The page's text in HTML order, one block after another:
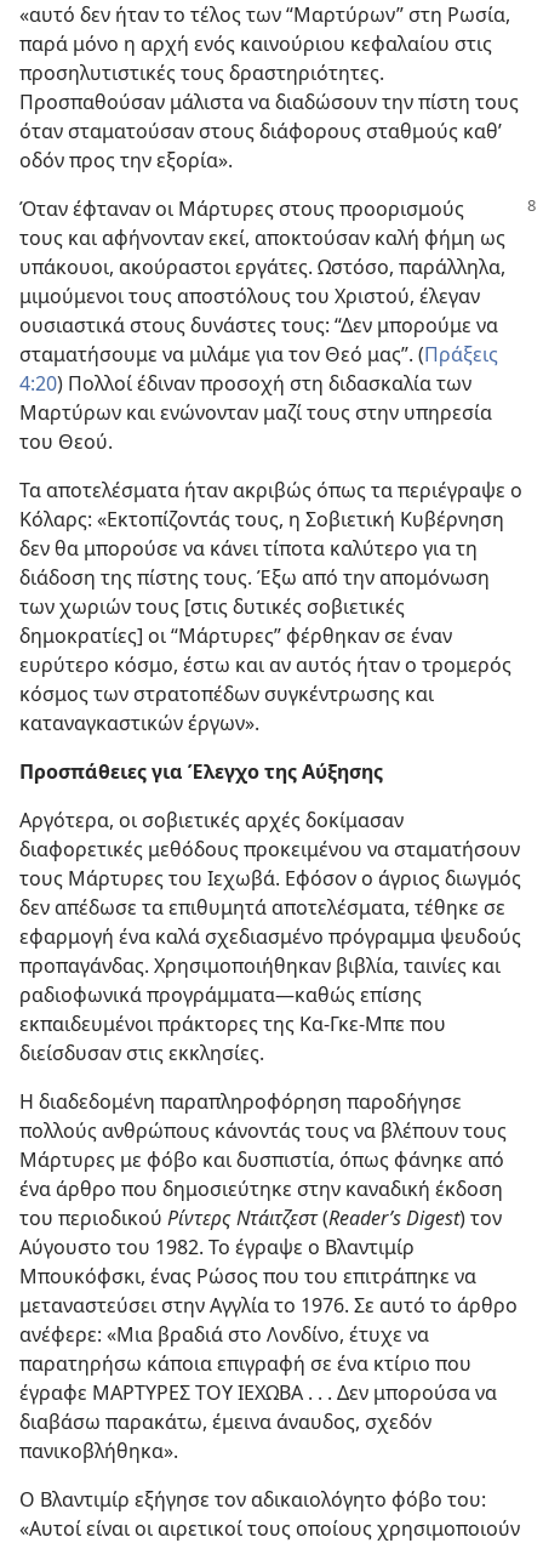
«αυτό δεν ήταν το τέλος των “Μαρτύρων” στη Ρωσία,
παρά μόνο η αρχή ενός καινούριου κεφαλαίου στις
προσηλυτιστικές τους δραστηριότητες.
Προσπαθούσαν μάλιστα να διαδώσουν την πίστη τους
όταν σταματούσαν στους διάφορους σταθμούς καθ’
οδόν προς την εξορία».
Όταν έφταναν οι Μάρτυρες στους προορισμούς
τους και αφήνονταν εκεί, αποκτούσαν καλή φήμη ως
υπάκουοι, ακούραστοι εργάτες. Ωστόσο, παράλληλα,
μιμούμενοι τους αποστόλους του Χριστού, έλεγαν
ουσιαστικά στους δυνάστες τους: “Δεν μπορούμε να
σταματήσουμε να μιλάμε για τον Θεό μας”. (Πράξεις
4:20) Πολλοί έδιναν προσοχή στη διδασκαλία των
Μαρτύρων και ενώνονταν μαζί τους στην υπηρεσία
του Θεού.
Τα αποτελέσματα ήταν ακριβώς όπως τα περιέγραψε ο
Κόλαρς: «Εκτοπίζοντάς τους, η Σοβιετική Κυβέρνηση
δεν θα μπορούσε να κάνει τίποτα καλύτερο για τη
διάδοση της πίστης τους. Έξω από την απομόνωση
των χωριών τους [στις δυτικές σοβιετικές
δημοκρατίες] οι “Μάρτυρες” φέρθηκαν σε έναν
ευρύτερο κόσμο, έστω και αν αυτός ήταν ο τρομερός
κόσμος των στρατοπέδων συγκέντρωσης και
καταναγκαστικών έργων».
Προσπάθειες για Έλεγχο της Αύξησης
Αργότερα, οι σοβιετικές αρχές δοκίμασαν
διαφορετικές μεθόδους προκειμένου να σταματήσουν
τους Μάρτυρες του Ιεχωβά. Εφόσον ο άγριος διωγμός
δεν απέδωσε τα επιθυμητά αποτελέσματα, τέθηκε σε
εφαρμογή ένα καλά σχεδιασμένο πρόγραμμα ψευδούς
προπαγάνδας. Χρησιμοποιήθηκαν βιβλία, ταινίες και
ραδιοφωνικά προγράμματα​—καθώς επίσης
εκπαιδευμένοι πράκτορες της Κα-Γκε-Μπε που
διείσδυσαν στις εκκλησίες.
Η διαδεδομένη παραπληροφόρηση παροδήγησε
πολλούς ανθρώπους κάνοντάς τους να βλέπουν τους
Μάρτυρες με φόβο και δυσπιστία, όπως φάνηκε από
ένα άρθρο που δημοσιεύτηκε στην καναδική έκδοση
του περιοδικού Ρίντερς Ντάιτζεστ(Reader’s Digest) τον
Αύγουστο του 1982. Το έγραψε ο Βλαντιμίρ
Μπουκόφσκι, ένας Ρώσος που του επιτράπηκε να
μεταναστεύσει στην Αγγλία το 1976. Σε αυτό το άρθρο
ανέφερε: «Μια βραδιά στο Λονδίνο, έτυχε να
παρατηρήσω κάποια επιγραφή σε ένα κτίριο που
έγραφε ΜΑΡΤΥΡΕΣ ΤΟΥ ΙΕΧΩΒΑ . . . Δεν μπορούσα να
διαβάσω παρακάτω, έμεινα άναυδος, σχεδόν
πανικοβλήθηκα».
Ο Βλαντιμίρ εξήγησε τον αδικαιολόγητο φόβο του:
«Αυτοί είναι οι αιρετικοί τους οποίους χρησιμοποιούν